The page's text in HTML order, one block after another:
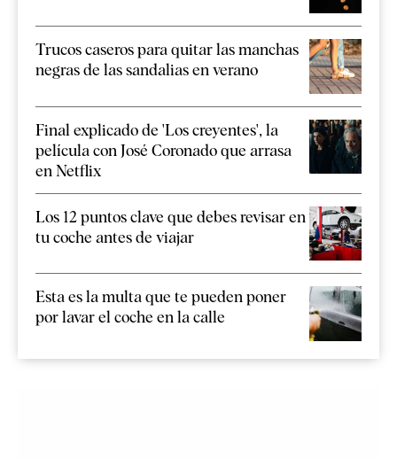
Trucos caseros para quitar las manchas
negras de las sandalias en verano
Final explicado de 'Los creyentes', la
película con José Coronado que arrasa
en Netflix
Los 12 puntos clave que debes revisar en
tu coche antes de viajar
Esta es la multa que te pueden poner
por lavar el coche en la calle